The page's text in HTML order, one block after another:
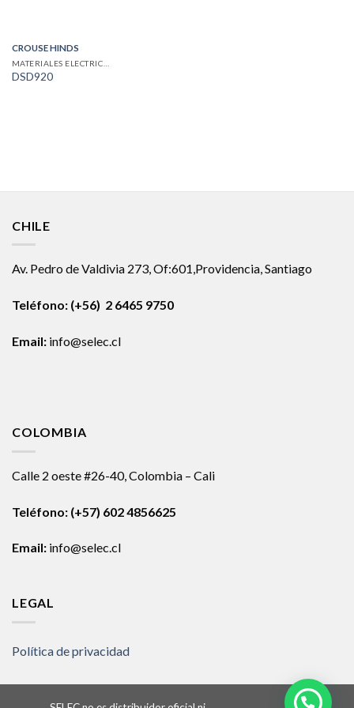
CROUSE HINDS
DSD920
CHILE
Av. Pedro de Valdivia 273, Of:601,Providencia, Santiago
Teléfono: (+56) 2 6465 9750
Email: info@selec.cl
COLOMBIA
Calle 2 oeste #26-40, Colombia – Cali
Teléfono: (+57) 602 4856625
Email: info@selec.cl
LEGAL
Política de privacidad